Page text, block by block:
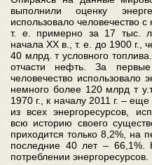
выполнили оценку
использовало человечество
т. е. примерно за 17 тыс.
начала ХХ в., т. е. до 1900 г.,
40 млрд. т условного
отчасти нефть. За
человечество использовало
немного более 120 млрд т
1970 г., к началу 2011 г. –
из всех энергоресурсов,
всю историю своего
приходится только 8,2%, на
последние 40 лет – 66,1%.
потреблении энергоресурсов.